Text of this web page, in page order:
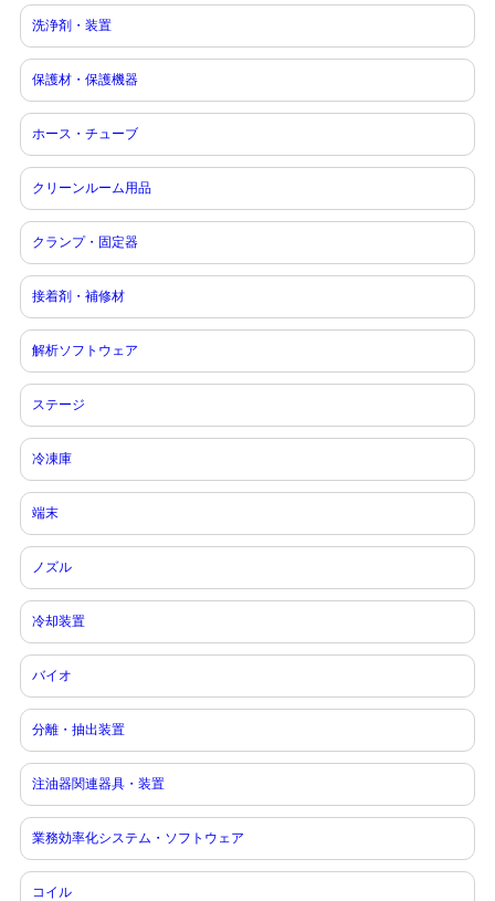
洗浄剤・装置
保護材・保護機器
ホース・チューブ
クリーンルーム用品
クランプ・固定器
接着剤・補修材
解析ソフトウェア
ステージ
冷凍庫
端末
ノズル
冷却装置
バイオ
分離・抽出装置
注油器関連器具・装置
業務効率化システム・ソフトウェア
コイル